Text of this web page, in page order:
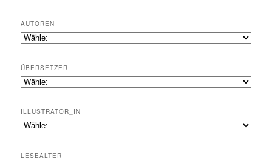
AUTOREN
ÜBERSETZER
ILLUSTRATOR_IN
LESEALTER